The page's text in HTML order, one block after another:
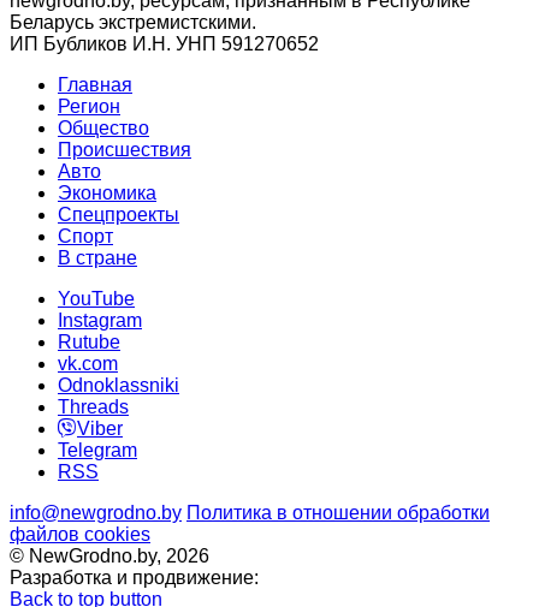
Беларусь экстремистскими.
ИП Бубликов И.Н. УНП 591270652
Главная
Регион
Общество
Происшествия
Авто
Экономика
Спецпроекты
Cпорт
В стране
YouTube
Instagram
Rutube
vk.com
Odnoklassniki
Threads
Viber
Telegram
RSS
info@newgrodno.by Политика в отношении обработки
файлов cookies
© NewGrodno.by, 2026
Разработка и продвижение:
Back to top button